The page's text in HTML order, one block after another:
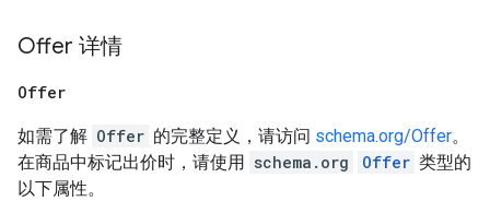
Offer 详情
Offer
如需了解 Offer 的完整定义，请访问 schema.org/Offer。
在商品中标记出价时，请使用
schema.org Offer 类型的
以下属性。